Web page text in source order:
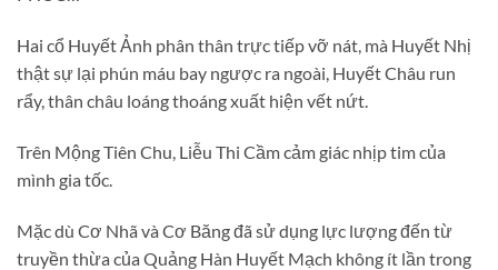
Hai cổ Huyết Ảnh phân thân trực tiếp vỡ nát, mà Huyết Nhị
thật sự lại phún máu bay ngược ra ngoài, Huyết Châu run
rẩy, thân châu loáng thoáng xuất hiện vết nứt.
Trên Mộng Tiên Chu, Liễu Thi Cầm cảm giác nhịp tim của
mình gia tốc.
Mặc dù Cơ Nhã và Cơ Băng đã sử dụng lực lượng đến từ
truyền thừa của Quảng Hàn Huyết Mạch không ít lần trong